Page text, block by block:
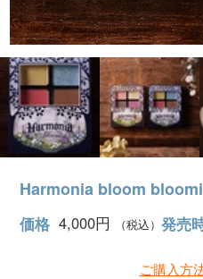
Harmonia bloom
価格 4,000円 （税込） 発売
ご購入方